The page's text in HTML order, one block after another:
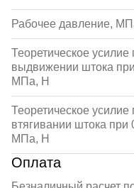
Рабочее давление,
Теоретическое усилие
выдвижении штока
МПа, Н
Теоретическое усилие
втягивании штока при
МПа, Н
Оплата